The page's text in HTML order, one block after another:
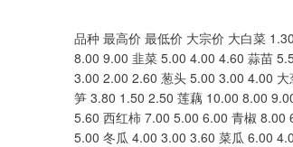
品种 最高价 最低价 大宗价 大白菜
8.00 9.00 韭菜 5.00 4.00 4.60 蒜苗
3.00 2.00 2.60 葱头 5.00 3.00 4.00
笋 3.80 1.50 2.50 莲藕 10.00 8.00
5.60 西红柿 7.00 5.00 6.00 青椒
5.00 冬瓜 4.00 3.00 3.60 菜瓜 6.00